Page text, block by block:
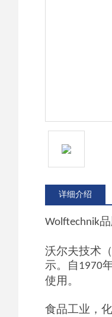
详细介绍
Wolftechnik
沃尔夫技术（
示。自 1970
使用。
食品工业，